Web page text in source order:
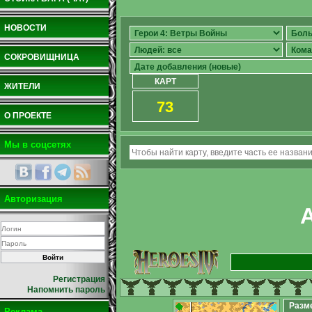
НОВОСТИ
СОКРОВИЩНИЦА
ЖИТЕЛИ
О ПРОЕКТЕ
Мы в соцсетях
Авторизация
Регистрация
Напомнить пароль
КАРТ
73